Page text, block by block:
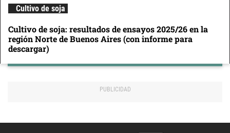
Cultivo de soja
Cultivo de soja: resultados de ensayos 2025/26 en la
región Norte de Buenos Aires (con informe para
descargar)